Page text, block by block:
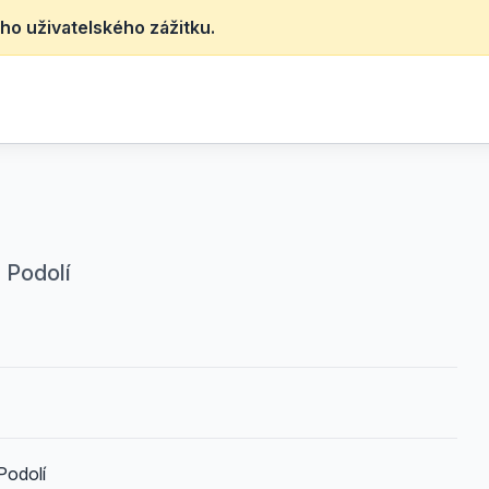
uživatelského zážitku.
Podolí